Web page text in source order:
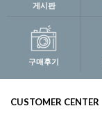
게시판
구매후기
CUSTOMER CENTER